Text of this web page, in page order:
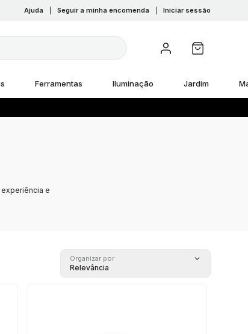
Ajuda Seguir a minha encomenda Iniciar sessão
Ferramentas Iluminação Jardim
e
Organizar por
Relevância